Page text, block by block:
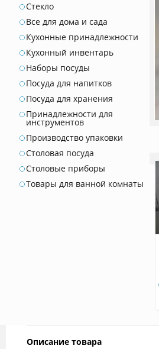
Стекло
Все для дома и сада
Кухонные принадлежности
Кухонный инвентарь
Наборы посуды
Посуда для напитков
Посуда для хранения
Принадлежности для
инструментов
Производство упаковки
Столовая посуда
Столовые приборы
Товары для ванной комнаты
Описание товара